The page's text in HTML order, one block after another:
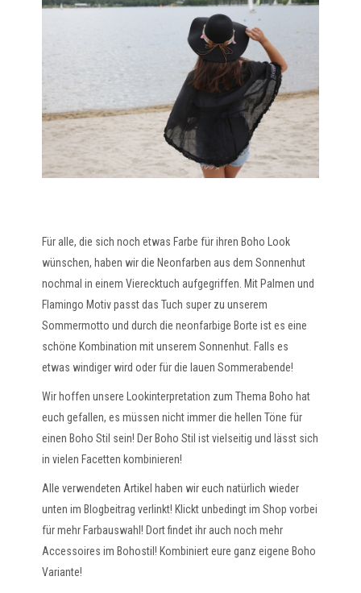
Für alle, die sich noch etwas Farbe für ihren Boho Look
wünschen, haben wir die Neonfarben aus dem Sonnenhut
nochmal in einem Vierecktuch aufgegriffen. Mit Palmen und
Flamingo Motiv passt das Tuch super zu unserem
Sommermotto und durch die neonfarbige Borte ist es eine
schöne Kombination mit unserem Sonnenhut. Falls es
etwas windiger wird oder für die lauen Sommerabende!
Wir hoffen unsere Lookinterpretation zum Thema Boho hat
euch gefallen, es müssen nicht immer die hellen Töne für
einen Boho Stil sein! Der Boho Stil ist vielseitig und lässt sich
in vielen Facetten kombinieren!
Alle verwendeten Artikel haben wir euch natürlich wieder
unten im Blogbeitrag verlinkt! Klickt unbedingt im Shop vorbei
für mehr Farbauswahl! Dort findet ihr auch noch mehr
Accessoires im Bohostil! Kombiniert eure ganz eigene Boho
Variante!